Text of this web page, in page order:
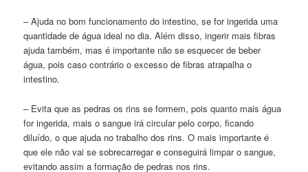
– Ajuda no bom funcionamento do intestino, se for ingerida uma
quantidade de água ideal no dia. Além disso, ingerir mais fibras
ajuda também, mas é importante não se esquecer de beber
água, pois caso contrário o excesso de fibras atrapalha o
intestino.
– Evita que as pedras os rins se formem, pois quanto mais água
for ingerida, mais o sangue irá circular pelo corpo, ficando
diluído, o que ajuda no trabalho dos rins. O mais importante é
que ele não vai se sobrecarregar e conseguirá limpar o sangue,
evitando assim a formação de pedras nos rins.